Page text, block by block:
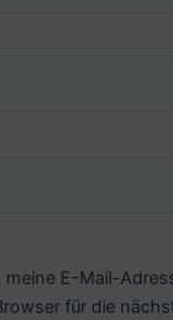
meine E-Mail-
für die